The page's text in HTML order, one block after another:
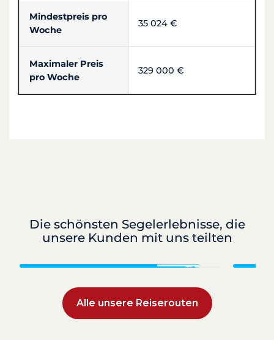
Mindestpreis pro
Woche
35 024 €
Maximaler Preis
pro Woche
329 000 €
Die schönsten Segelerlebnisse, die
unsere Kunden mit uns teilten
Alle unsere Reiserouten